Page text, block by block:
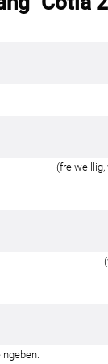
(freiweillig,